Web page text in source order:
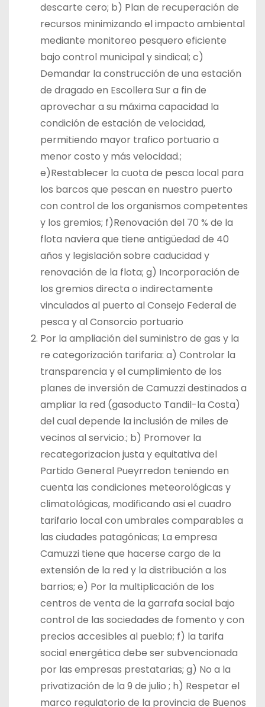
descarte cero; b) Plan de recuperación de
recursos minimizando el impacto ambiental
mediante monitoreo pesquero eficiente
bajo control municipal y sindical; c)
Demandar la construcción de una estación
de dragado en Escollera Sur a fin de
aprovechar a su máxima capacidad la
condición de estación de velocidad,
permitiendo mayor trafico portuario a
menor costo y más velocidad.;
e)Restablecer la cuota de pesca local para
los barcos que pescan en nuestro puerto
con control de los organismos competentes
y los gremios; f)Renovación del 70 % de la
flota naviera que tiene antigüedad de 40
años y legislación sobre caducidad y
renovación de la flota; g) Incorporación de
los gremios directa o indirectamente
vinculados al puerto al Consejo Federal de
pesca y al Consorcio portuario
Por la ampliación del suministro de gas y la
re categorización tarifaria: a) Controlar la
transparencia y el cumplimiento de los
planes de inversión de Camuzzi destinados a
ampliar la red (gasoducto Tandil-la Costa)
del cual depende la inclusión de miles de
vecinos al servicio.; b) Promover la
recategorizacion justa y equitativa del
Partido General Pueyrredon teniendo en
cuenta las condiciones meteorológicas y
climatológicas, modificando asi el cuadro
tarifario local con umbrales comparables a
las ciudades patagónicas; La empresa
Camuzzi tiene que hacerse cargo de la
extensión de la red y la distribución a los
barrios; e) Por la multiplicación de los
centros de venta de la garrafa social bajo
control de las sociedades de fomento y con
precios accesibles al pueblo; f) la tarifa
social energética debe ser subvencionada
por las empresas prestatarias; g) No a la
privatización de la 9 de julio ; h) Respetar el
marco regulatorio de la provincia de Buenos